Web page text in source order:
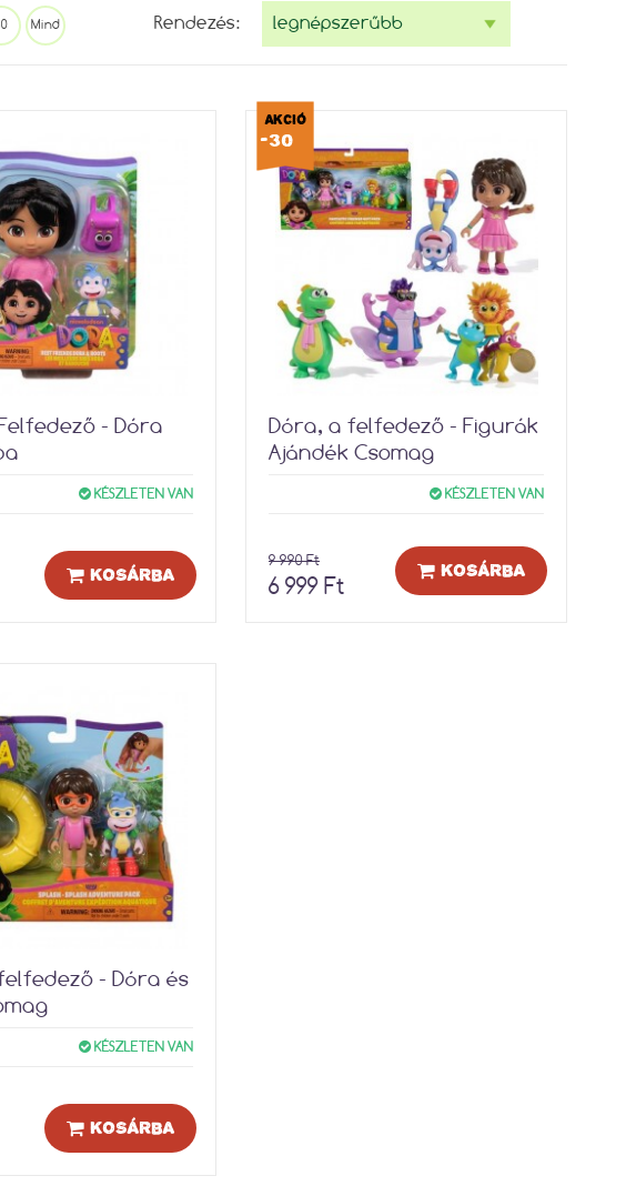
Mind Rendezés:
- Dóra
KÉSZLETEN VAN
KOSÁRBA
AKCIÓ
-30%
Dóra, a felfedező - Figurák
Ajándék Csomag
KÉSZLETEN VAN
9 990 Ft
6 999 Ft
KOSÁRBA
- Dóra és
KÉSZLETEN VAN
KOSÁRBA